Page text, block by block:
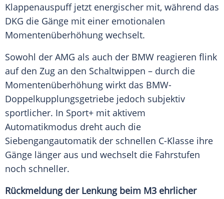
Klappenauspuff jetzt energischer mit, während das
DKG die Gänge mit einer emotionalen
Momentenüberhöhung wechselt.
Sowohl der AMG als auch der BMW reagieren flink
auf den Zug an den Schaltwippen – durch die
Momentenüberhöhung wirkt das BMW-
Doppelkupplungsgetriebe jedoch subjektiv
sportlicher. In Sport+ mit aktivem
Automatikmodus dreht auch die
Siebengangautomatik der schnellen C-Klasse ihre
Gänge länger aus und wechselt die Fahrstufen
noch schneller.
Rückmeldung der Lenkung beim M3 ehrlicher